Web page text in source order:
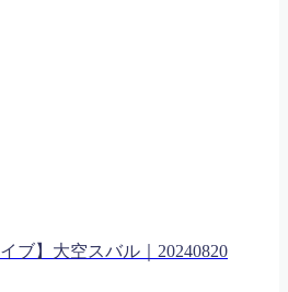
ブ】大空スバル｜20240820